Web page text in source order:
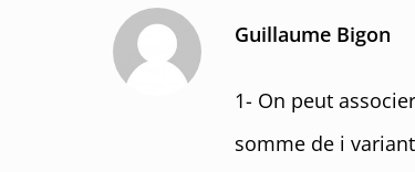
Guillaume Bigon
1- On peut
somme de i